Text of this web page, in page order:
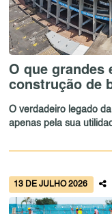
O que grandes
construção de
O verdadeiro legado
apenas pela sua
13 DE JULHO 2026